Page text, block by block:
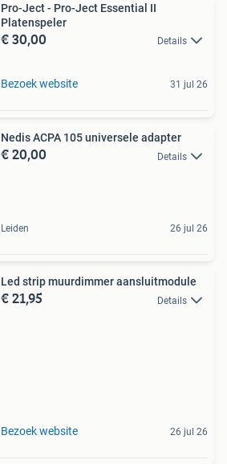
Pro-Ject - Pro-Ject Essential II
Platenspeler
€ 30,00 Details
Bezoek website 31 jul 26
Nedis ACPA 105 universele adapter
€ 20,00 Details
Leiden 26 jul 26
Led strip muurdimmer aansluitmodule
€ 21,95 Details
Bezoek website 26 jul 26